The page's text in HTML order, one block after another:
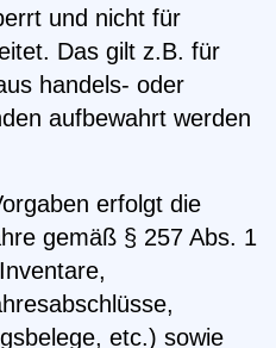
und nicht für
Das gilt z.B. für
handels- oder
aufbewahrt werden
erfolgt die
gemäß § 257 Abs. 1
etc.) sowie